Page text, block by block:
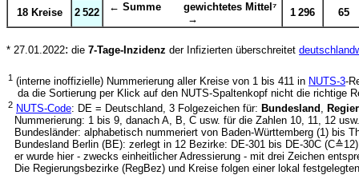
18 Kreise 2 522
← Summe gewichtetes Mittel⁷
→
1 296 65
* 27.01.2022: die 7-Tage-Inzidenz der Infizierten überschreitet
1 (interne inoffizielle) Nummerierung aller Kreise von 1 bis 411 in NUTS-3-
da die Sortierung per Klick auf den NUTS-Spaltenkopf nicht die richtige
2 NUTS-Code: DE = Deutschland, 3 Folgezeichen für: Bundesland
Nummerierung: 1 bis 9, danach A, B, C usw. für die Zahlen 10, 11, 12 usw.
Bundesländer: alphabetisch nummeriert von Baden-Württemberg (1) bis
Bundesland Berlin (BE): zerlegt in 12 Bezirke: DE-301 bis DE-30C
er wurde hier - zwecks einheitlicher Adressierung - mit drei Zeichen
Die Regierungsbezirke (RegBez) und Kreise folgen einer lokal